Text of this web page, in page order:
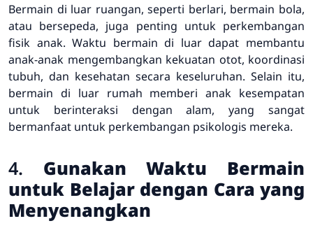
Bermain di luar ruangan, seperti berlari, bermain bola,
atau bersepeda, juga penting untuk perkembangan
fisik anak. Waktu bermain di luar dapat membantu
anak-anak mengembangkan kekuatan otot, koordinasi
tubuh, dan kesehatan secara keseluruhan. Selain itu,
bermain di luar rumah memberi anak kesempatan
untuk berinteraksi dengan alam, yang sangat
bermanfaat untuk perkembangan psikologis mereka.
4. Gunakan Waktu Bermain
untuk Belajar dengan Cara yang
Menyenangkan